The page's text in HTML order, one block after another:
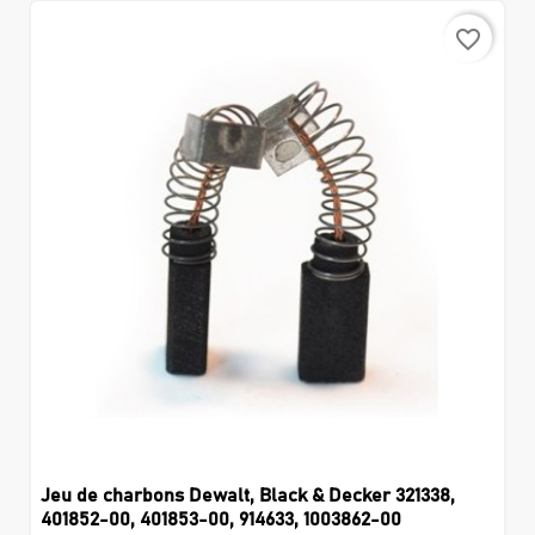
favorite_border
Jeu de charbons Dewalt, Black & Decker 321338,
401852-00, 401853-00, 914633, 1003862-00